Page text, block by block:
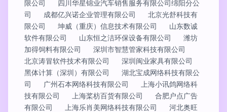
限公司
四川华星锦业汽车销售服务有限公司绵阳分公
司
成都亿兴诺企业管理有限公司
北京光舒科技有
限公司
坤威（重庆）信息技术有限公司
山东数诚
软件有限公司
山东恒之洁环保设备有限公司
潍坊
加得饲料有限公司
深圳市智慧管家科技有限公司
北京涛冒软件技术有限公司
深圳闽业家具有限公司
黑体计算（深圳）有限公司
湖北宝成网络科技有限公
司
广州石本网络科技有限公司
上海小讯鸽网络科
技有限公司
上海桨枋百货有限公司
合肥户点广告
有限公司
上海乐肖美网络科技有限公司
河北奥旺